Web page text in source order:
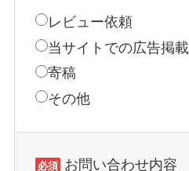
レビュー依頼
当サイトでの広告掲載
寄稿
その他
必須 お問い合わせ内容